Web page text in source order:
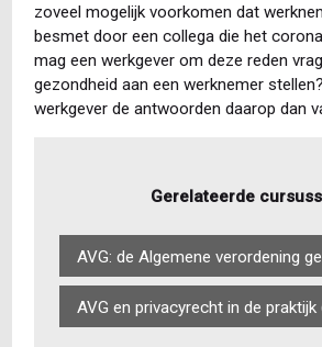
zoveel mogelijk voorkomen dat
besmet door een collega die het
mag een werkgever om deze reden
gezondheid aan een werknemer
werkgever de antwoorden daarop dan
Gerelateerde